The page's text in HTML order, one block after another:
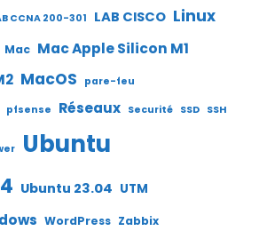
CCNA 200-301 LAB CISCO Linux
Mac Mac Apple Silicon M1
MacOS pare-feu
pfsense Réseaux Securité SSD SSH
Ubuntu
Ubuntu 23.04 UTM
WordPress Zabbix